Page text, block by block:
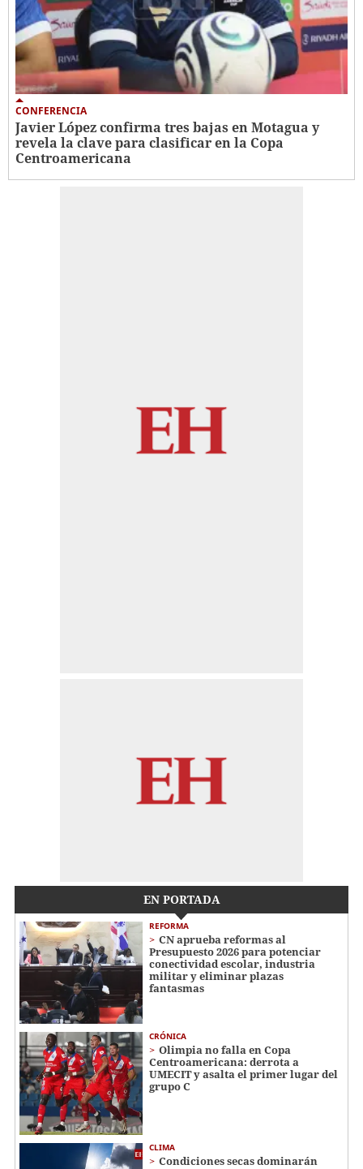
CONFERENCIA
Javier López confirma tres bajas en Motagua y
revela la clave para clasificar en la Copa
Centroamericana
EN PORTADA
REFORMA
CN aprueba reformas al
Presupuesto 2026 para potenciar
conectividad escolar, industria
militar y eliminar plazas
fantasmas
CRÓNICA
Olimpia no falla en Copa
Centroamericana: derrota a
UMECIT y asalta el primer lugar del
grupo C
CLIMA
Condiciones secas dominarán